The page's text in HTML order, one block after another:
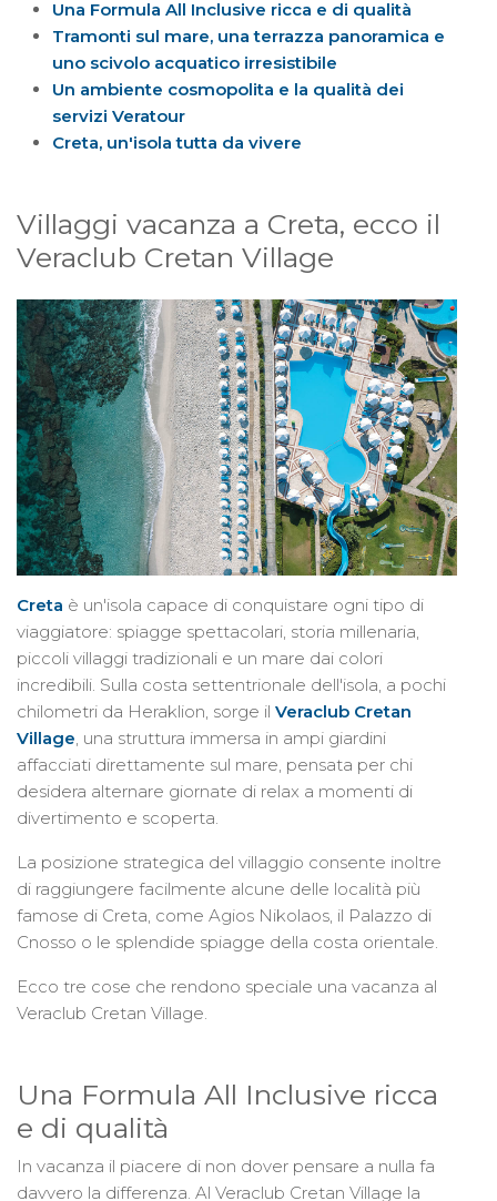
Una Formula All Inclusive ricca e di qualità
Tramonti sul mare, una terrazza panoramica e
uno scivolo acquatico irresistibile
Un ambiente cosmopolita e la qualità dei
servizi Veratour
Creta, un'isola tutta da vivere
Villaggi vacanza a Creta, ecco il
Veraclub Cretan Village
Creta è un'isola capace di conquistare ogni tipo di
viaggiatore: spiagge spettacolari, storia millenaria,
piccoli villaggi tradizionali e un mare dai colori
incredibili. Sulla costa settentrionale dell'isola, a pochi
chilometri da Heraklion, sorge il Veraclub Cretan
Village, una struttura immersa in ampi giardini
affacciati direttamente sul mare, pensata per chi
desidera alternare giornate di relax a momenti di
divertimento e scoperta.
La posizione strategica del villaggio consente inoltre
di raggiungere facilmente alcune delle località più
famose di Creta, come Agios Nikolaos, il Palazzo di
Cnosso o le splendide spiagge della costa orientale.
Ecco tre cose che rendono speciale una vacanza al
Veraclub Cretan Village.
Una Formula All Inclusive ricca
e di qualità
In vacanza il piacere di non dover pensare a nulla fa
davvero la differenza. Al Veraclub Cretan Village la